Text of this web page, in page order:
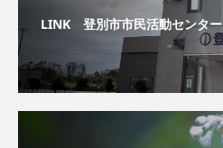
LINK 登別市市民活動センター